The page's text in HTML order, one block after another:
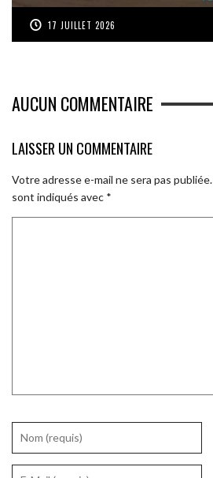
17 JUILLET 2026
AUCUN COMMENTAIRE
LAISSER UN COMMENTAIRE
Votre adresse e-mail ne sera pas publiée.
sont indiqués avec *